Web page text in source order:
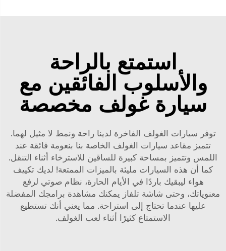
استمتع بالراحة
والأسلوب الفائقين مع
سيارة غولف مخصصة
توفر سيارات الغولف الفاخرة لدينا راحة ونمط لا مثيل لهما.
تتميز مقاعد سيارات الغولف الخاصة بنا بنعومة فائقة عند
اللمس وتتميز بمساحة كبيرة للساقين للاسترخاء أثناء التنقل.
كما أن هذه السيارات مليئة بالميزات الممتعة! لديك تكييف
هواء ليبقيك باردًا في الأيام الحارة، نظام صوتي لرفع
معنوياتك، وحتى شاشة تلفاز يمكنك مشاهدة برامجك المفضلة
عليها عندما تحتاج إلى استراحة. مما يعني أنك تستطيع
الاستمتاع كثيرًا أثناء لعب الغولف.